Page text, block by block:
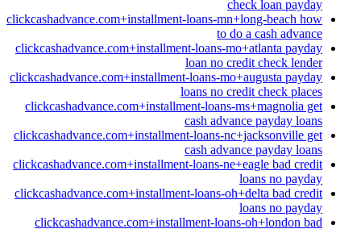
check loan payday
clickcashadvance.com+installment-loans-mn+long-beach how
to do a cash advance
clickcashadvance.com+installment-loans-mo+atlanta payday
loan no credit check lender
clickcashadvance.com+installment-loans-mo+augusta payday
loans no credit check places
clickcashadvance.com+installment-loans-ms+magnolia get
cash advance payday loans
clickcashadvance.com+installment-loans-nc+jacksonville get
cash advance payday loans
clickcashadvance.com+installment-loans-ne+eagle bad credit
loans no payday
clickcashadvance.com+installment-loans-oh+delta bad credit
loans no payday
clickcashadvance.com+installment-loans-oh+london bad